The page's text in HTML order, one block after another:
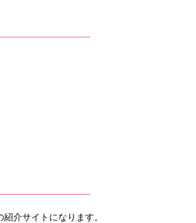
介サイトになります。